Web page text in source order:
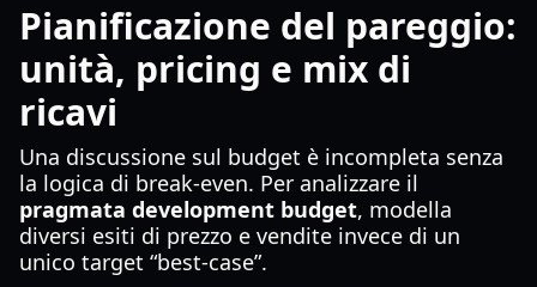
Pianificazione del pareggio:
unità, pricing e mix di
ricavi
Una discussione sul budget è incompleta senza
la logica di break-even. Per analizzare il
pragmata development budget, modella
diversi esiti di prezzo e vendite invece di un
unico target “best-case”.